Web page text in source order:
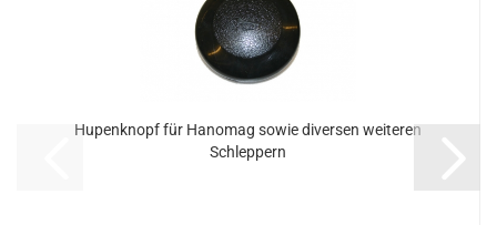
Hupenknopf für Hanomag sowie diversen weiteren
Schleppern